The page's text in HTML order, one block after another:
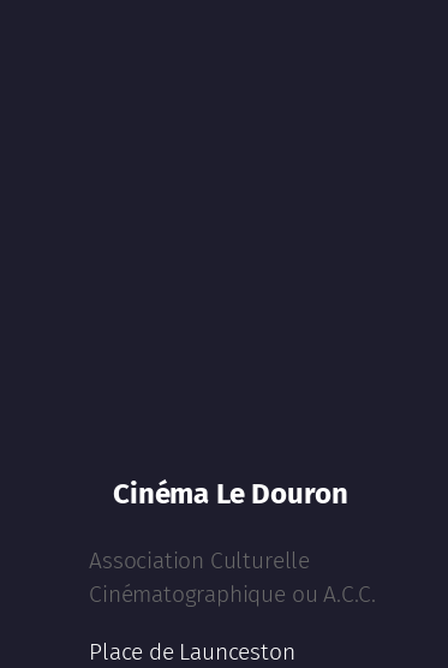
Cinéma Le Douron
Association Culturelle
Cinématographique ou A.C.C.
Place de Launceston